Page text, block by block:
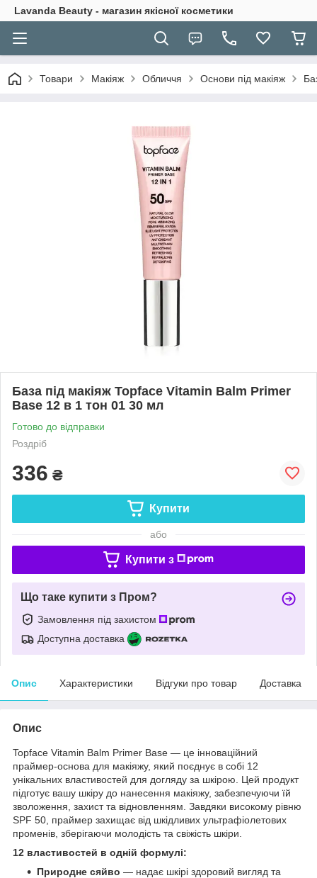
Lavanda Beauty - магазин якісної косметики
Товари Макіяж Обличчя Основи під макіяж
База під макіяж Topface Vitamin Balm Primer
Base 12 в 1 тон 01 30 мл
Готово до відправки
Роздріб
336 ₴
Купити
або
Купити з
Що таке купити з Пром?
Замовлення під захистом
Доступна доставка
Опис Характеристики Відгуки про товар Доставка
Опис
Topface Vitamin Balm Primer Base — це інноваційний
праймер-основа для макіяжу, який поєднує в собі 12
унікальних властивостей для догляду за шкірою. Цей продукт
підготує вашу шкіру до нанесення макіяжу, забезпечуючи їй
зволоження, захист та відновленням. Завдяки високому рівню
SPF 50, праймер захищає від шкідливих ультрафіолетових
променів, зберігаючи молодість та свіжість шкіри.
12 властивостей в одній формулі:
Природне сяйво — надає шкірі здоровий вигляд та